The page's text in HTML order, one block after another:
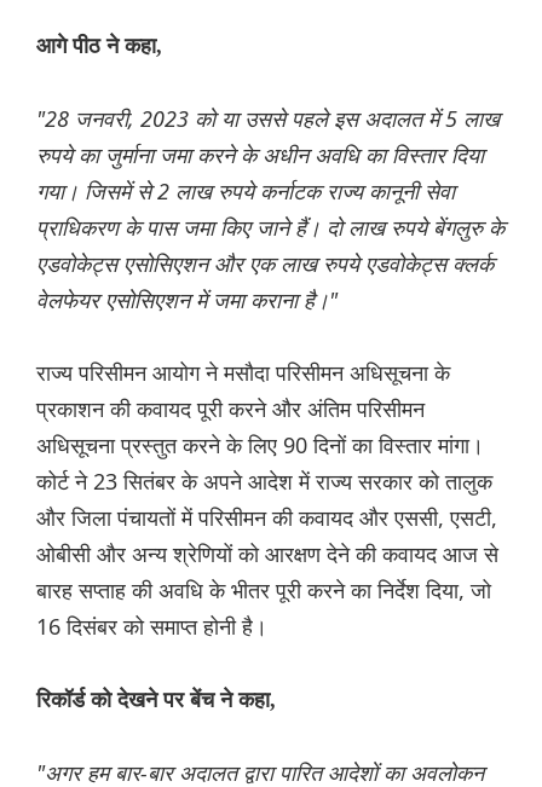
आगे पीठ ने कहा,
"28 जनवरी, 2023 को या उससे पहले इस अदालत में 5 लाख
रुपये का जुर्माना जमा करने के अधीन अवधि का विस्तार दिया
गया। जिसमें से 2 लाख रुपये कर्नाटक राज्य कानूनी सेवा
प्राधिकरण के पास जमा किए जाने हैं। दो लाख रुपये बेंगलुरु के
एडवोकेट्स एसोसिएशन और एक लाख रुपये एडवोकेट्स क्लर्क
वेलफेयर एसोसिएशन में जमा कराना है।"
राज्य परिसीमन आयोग ने मसौदा परिसीमन अधिसूचना के
प्रकाशन की कवायद पूरी करने और अंतिम परिसीमन
अधिसूचना प्रस्तुत करने के लिए 90 दिनों का विस्तार मांगा।
कोर्ट ने 23 सितंबर के अपने आदेश में राज्य सरकार को तालुक
और जिला पंचायतों में परिसीमन की कवायद और एससी, एसटी,
ओबीसी और अन्य श्रेणियों को आरक्षण देने की कवायद आज से
बारह सप्ताह की अवधि के भीतर पूरी करने का निर्देश दिया, जो
16 दिसंबर को समाप्त होनी है।
रिकॉर्ड को देखने पर बेंच ने कहा,
"अगर हम बार-बार अदालत द्वारा पारित आदेशों का अवलोकन